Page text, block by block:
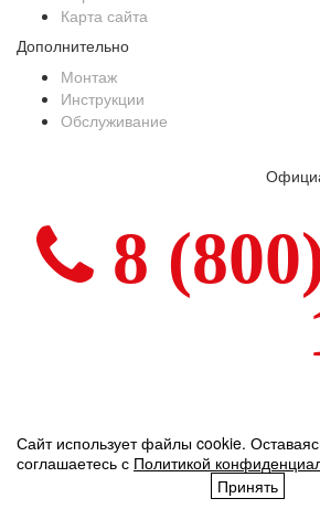
Карта сайта
Дополнительно
Монтаж
Инструкции
Обслуживание
8
Call
Мы в социальных сетях:vk.com
Сайт использует файлы cookie.
соглашаетесь с Политикой
Принять